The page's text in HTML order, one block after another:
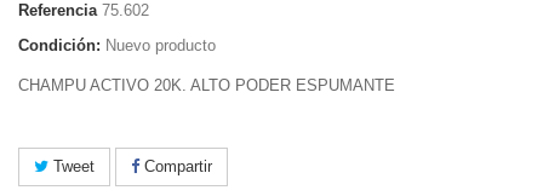
Referencia 75.602
Condición: Nuevo producto
CHAMPU ACTIVO 20K. ALTO PODER ESPUMANTE
Tweet Compartir